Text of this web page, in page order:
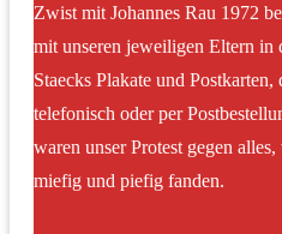
Zwist mit Johannes Rau 1972
mit unseren jeweiligen Eltern in
Staecks Plakate und
telefonisch oder per
waren unser Protest gegen
miefig und piefig fanden.